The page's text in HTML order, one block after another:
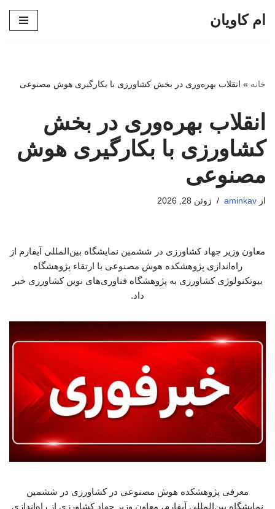
ام کاویان
خانه » انقلاب بهره‌وری در بخش کشاورزی با بکارگیری هوش مصنوعی
انقلاب بهره‌وری در بخش
کشاورزی با بکارگیری هوش
مصنوعی
از aminkav ژوئن 28, 2026
معاون وزیر جهاد کشاورزی در ششمین نمایشگاه بین‌المللی آیفارم از
راه‌اندازی پژوهشکده هوش مصنوعی با ارتقاء پژوهشگاه
بیوتکنولوژی کشاورزی به پژوهشگاه فناوری‌های نوین کشاورزی خبر
داد.
معرفی پژوهشکده هوش مصنوعی در کشاورزی در ششمین
نمایشگاه بین‌المللی آیفارم، معاون وزیر جهاد کشاورزی از راه‌اندازی